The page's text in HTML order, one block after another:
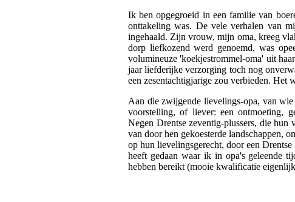
Ik ben opgegroeid in een familie van
onttakeling was. De vele verhalen van
ingehaald. Zijn vrouw, mijn oma, kreeg
dorp liefkozend werd genoemd, was
volumineuze 'koekjestrommel-oma' uit
jaar liefderijke verzorging toch nog
een zesentachtigjarige zou verbieden. Het
Aan die zwijgende lievelings-opa, van
voorstelling, of liever: een ontmoeting,
Negen Drentse zeventig-plussers, die hun
van door hen gekoesterde landschappen,
op hun lievelingsgerecht, door een
heeft gedaan waar ik in opa's geleende
hebben bereikt (mooie kwalificatie